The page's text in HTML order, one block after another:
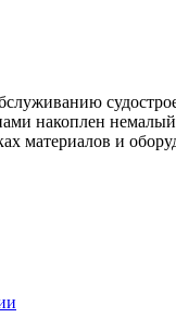
накоплен
материалов и